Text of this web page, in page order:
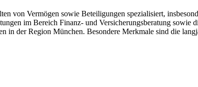
von Vermögen sowie Beteiligungen spezialisiert,
im Bereich Finanz- und Versicherungsberatung
in der Region München. Besondere Merkmale sind die